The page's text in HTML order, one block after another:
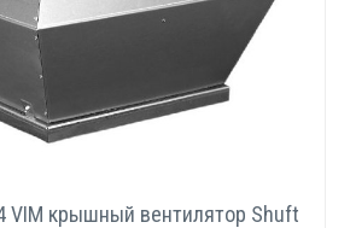
VIM крышный вентилятор Shuft